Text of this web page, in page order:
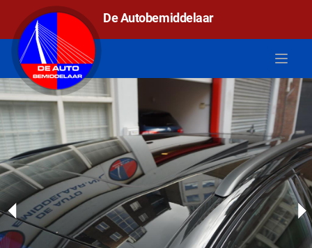
De Autobemiddelaar
Open
De autobemiddelaar